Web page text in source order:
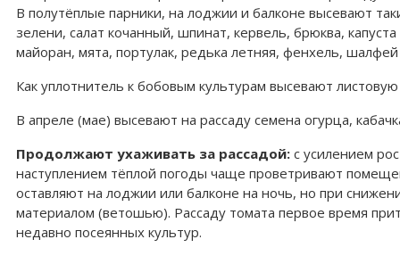
В полутёплые парники, на лоджии и балконе высевают
зелени, салат кочанный, шпинат, кервель, брюква,
майоран, мята, портулак, редька летняя, фенхель,
Как уплотнитель к бобовым культурам высевают
В апреле (мае) высевают на рассаду семена огурца,
Продолжают ухаживать за рассадой: с усилением
наступлением тёплой погоды чаще проветривают
оставляют на лоджии или балконе на ночь, но при
материалом (ветошью). Рассаду томата первое время
недавно посеянных культур.